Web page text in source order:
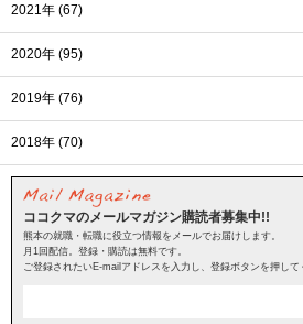
2021年 (67)
2020年 (95)
2019年 (76)
2018年 (70)
ココクマのメールマガジン購読者募集中!!
熊本の就職・転職に役立つ情報をメールでお届けします。
月1回配信。登録・購読は無料です。
ご登録されたいE-mailアドレスを入力し、登録ボタンを押して